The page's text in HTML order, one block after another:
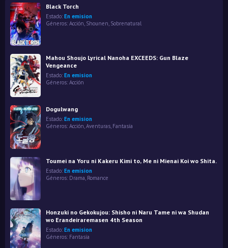
Black Torch
Estado: En emision
Géneros: Acción Shounen Sobrenatural
Mahou Shoujo Lyrical Nanoha EXCEEDS: Gun Blaze
Vengeance
Estado: En emision
Géneros: Acción
Dogulwang
Estado: En emision
Géneros: Acción,Aventuras, Fantasía
Toumei na Yoru ni Kakeru Kimi to, Me ni Mienai Koi wo Shita.
Estado: En emision
Géneros: Drama Romance
Honzuki no Gekokujou: Shisho ni Naru Tame ni wa Shudan
wo Erandeiraremasen 4th Season
Estado: En emision
Géneros: Fantasía